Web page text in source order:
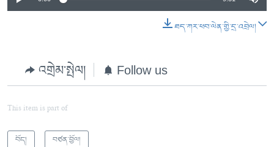
ཐད་ཀར་ཕབ་ལེན་གྱི་དྲ་འབྲེལ།
འགྲེམ་སྤེལ། Follow us
This item is part of
བོད། བཙན་བྱོལ།